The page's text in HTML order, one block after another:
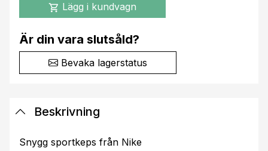
shopping_cart Lägg i kundvagn
Är din vara slutsåld?
Bevaka lagerstatus
Beskrivning
Snygg sportkeps från Nike